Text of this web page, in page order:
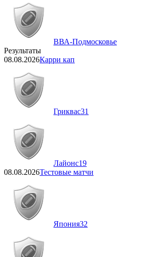
ВВА-Подмосковье
Результаты
08.08.2026Карри кап
Гриквас31
Лайонс19
08.08.2026Тестовые матчи
Япония32